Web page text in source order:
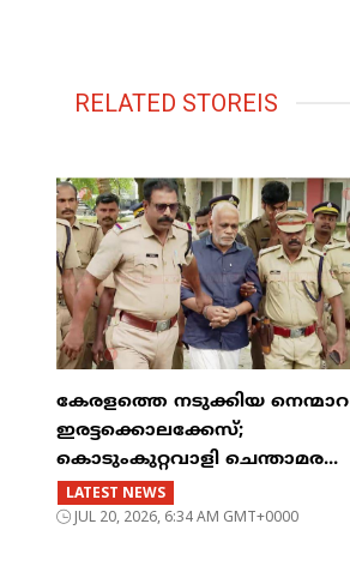
RELATED STOREIS
കേരളത്തെ നടുക്കിയ നെന്മാറ
ഇരട്ടക്കൊലക്കേസ്;
കൊടുംകുറ്റവാളി ചെന്താമര...
LATEST NEWS
JUL 20, 2026, 6:34 AM GMT+0000